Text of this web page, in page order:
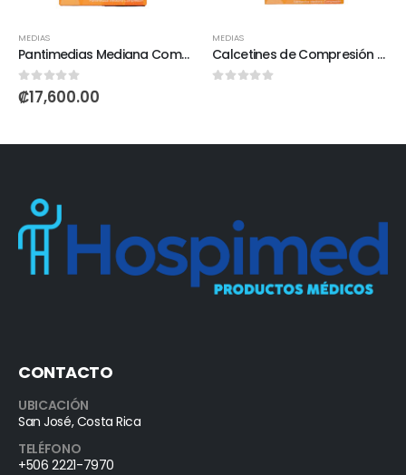
MEDIAS
Pantimedias Mediana Compresión 15-20 mmHg
0out of 5
₡17,600.00
MEDIAS
Calcetines de Compresión Para Mujer 15-20 mmHg
CONTACTO
UBICACIÓN
San José, Costa Rica
TELÉFONO
+506 2221-7970